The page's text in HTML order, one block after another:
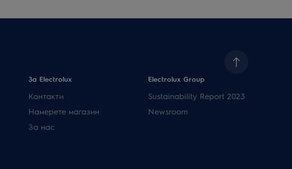
За Electrolux
Контакти
Намерете магазин
За нас
Electrolux Group
Sustainability Report 2023
Newsroom